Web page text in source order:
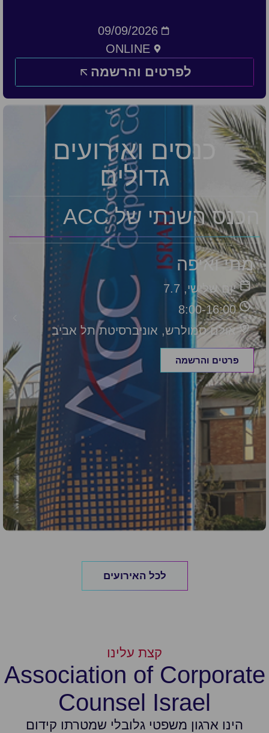
09/09/2026
ONLINE
לפרטים והרשמה
כנסים ואירועים
גדולים
הכנס השנתי של ACC
מתי ואיפה
יום שלישי, 7.7
8:00-16:00
אולם סמולרש, אוניברסיטת תל אביב
פרטים והרשמה
לכל האירועים
קצת עלינו
Association of Corporate
Counsel Israel
הינו ארגון משפטי גלובלי שמטרתו קידום